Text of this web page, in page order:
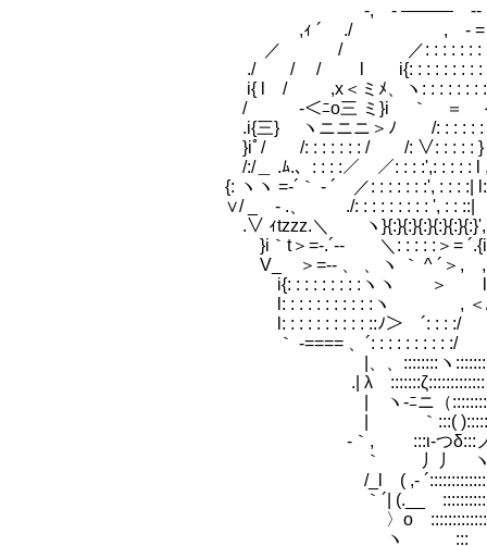
-, - ―――
,ｨ ´ ./ , - = -.、＼ /￣￣￣
／ / ／: : : : : : : ヽ ＼ |
./ / / l i{: : : : : : : : : :ﾍ ヽ ヽ＿
i{ l / ,x＜ミﾒ、ヽ: : : : : : : : :
/ -＜ﾆo三 ミ}i ｀ ＝ ＜: /
.i{三} ヽニニニ＞ﾉ /: : : : : : ｀,
}iﾟ/ /: : : : : : : / /: ∨: : : : : } l::
/:/＿ .ﾑ.、: : : :／ ／: : : :',: : : : : l
{: ヽヽ =-´｀ - ´ ／: : : : : : :', : : : :| l:::
∨/ _ - .、 ./: : : : : : : : : ', : :
.∨ ｨtzzz.＼ ヽ
}i｀t＞=-.´-- ＼: : : : :＞=
V_ ＞=-- 、 、ヽ ｀ ^ ´＞, ,
i{: : : : : : : : :ヽヽ ＞ l ﾉ
l: : : : : : : : : : :ヽ , ＜/ /:
l: : : : : : : : : : ::ﾉ＞
｀ -==== 、´: : : : : : : : : :/ /: :
|、、::::::::ヽ:::::::::::::::::
.| λ :::::::ζ:::::::::::::
| ヽ-ﾆニ（:::::::::::
| ｀:::( ):::::::::::::
-｀, :::ι-つδ:::ノ～丿
｀ 丿丿 ヽ～ヽ (
/_l ( ,- ´:::::::::::::::::::
｀´| (.__
〉ο
ヽ :::＿＿ｌｌ